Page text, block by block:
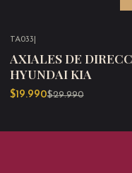
TA033
AXIALES DE
HYUNDAI KIA
$19.990$29.990